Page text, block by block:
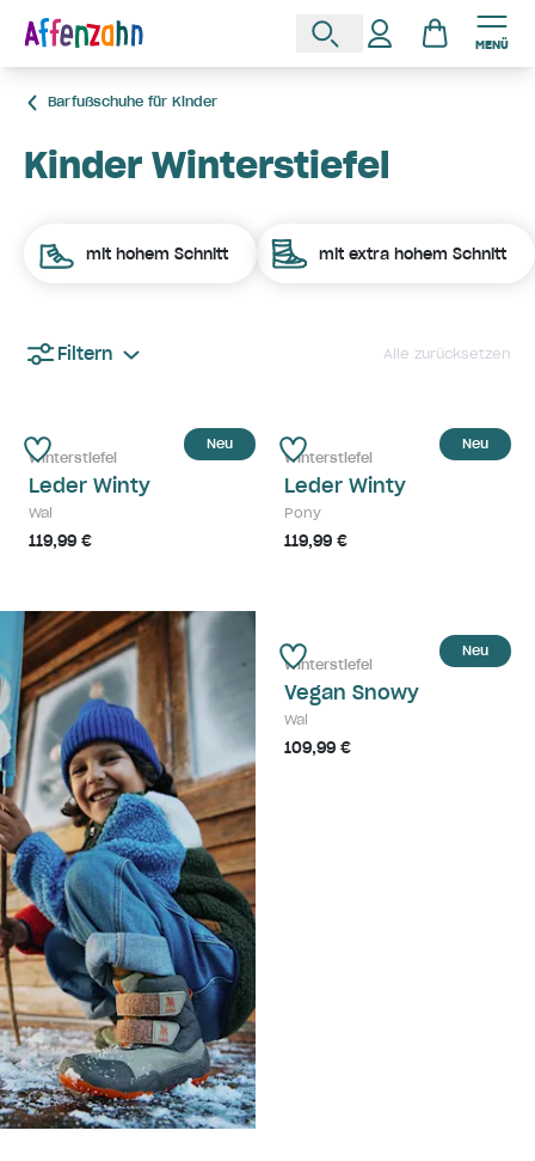
MENÜ
Barfußschuhe für Kinder
Kinder Winterstiefel
mit hohem Schnitt mit extra hohem Schnitt
Filtern Alle zurücksetzen
Neu
Winterstiefel
Leder Winty
Wal
119,99 €
Neu
Winterstiefel
Leder Winty
Pony
119,99 €
Neu
Winterstiefel
Vegan Snowy
Wal
109,99 €